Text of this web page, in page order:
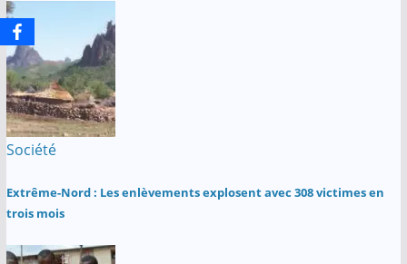
Société
Extrême-Nord : Les enlèvements explosent avec 308 victimes en
trois mois